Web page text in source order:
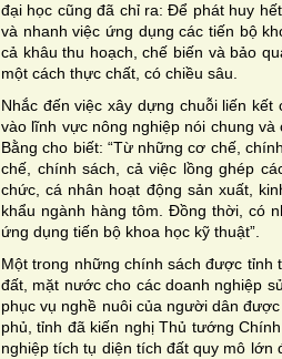
đại học cũng đã chỉ ra: Để phát huy
và nhanh việc ứng dụng các tiến bộ
cả khâu thu hoạch, chế biến và bảo
một cách thực chất, có chiều sâu.
Nhắc đến việc xây dựng chuỗi liến
vào lĩnh vực nông nghiệp nói chung
Bằng cho biết: “Từ những cơ chế,
chế, chính sách, cả việc lồng ghép
chức, cá nhân hoạt động sản xuất,
khẩu ngành hàng tôm. Đồng thời, có
ứng dụng tiến bộ khoa học kỹ thuật”.
Một trong những chính sách được tỉnh
đất, mặt nước cho các doanh nghiệp
phục vụ nghề nuôi của người dân
phủ, tỉnh đã kiến nghị Thủ tướng
nghiệp tích tụ diện tích đất quy mô lớn